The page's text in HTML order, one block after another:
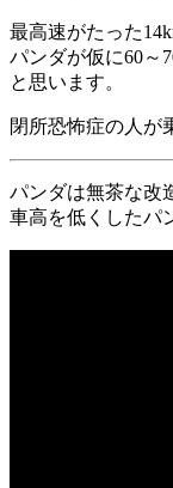
最高速がたった
パンダが仮に60～
と思います。
閉所恐怖症の人が
パンダは無茶な改
車高を低くしたパ